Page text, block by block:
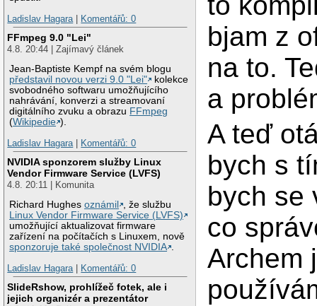
Ladislav Hagara| Komentářů: 0
FFmpeg 9.0 "Lei"
4.8. 20:44 | Zajímavý článek
Jean-Baptiste Kempf na svém blogu
představil novou verzi 9.0 "Lei"
kolekce
svobodného softwaru umožňujícího
nahrávání, konverzi a streamovaní
digitálního zvuku a obrazu FFmpeg
(Wikipedie ).
Ladislav Hagara| Komentářů: 0
NVIDIA sponzorem služby Linux
Vendor Firmware Service (LVFS)
4.8. 20:11 | Komunita
Richard Hughesoznámil
, že službu
Linux Vendor Firmware Service (LVFS)
umožňující aktualizovat firmware
zařízení na počítačích s Linuxem, nově
sponzoruje také společnost NVIDIA .
Ladislav Hagara| Komentářů: 0
SlideRshow, prohlížeč fotek, ale i
jejich organizér a prezentátor
bjam z
na to.
a
A teď
bych s
bych se
co
Archem